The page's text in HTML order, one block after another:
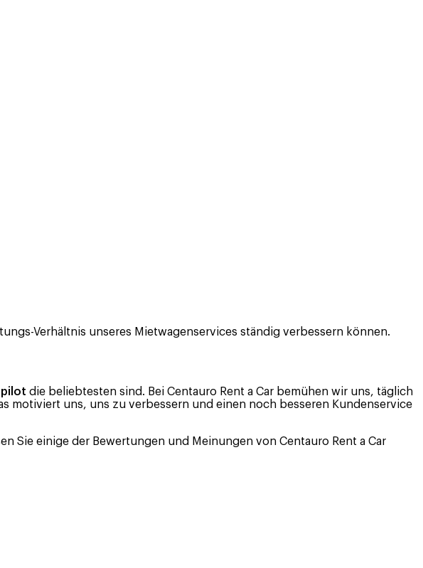
Verhältnis unseres Mietwagenservices ständig verbessern können.
die beliebtesten sind. Bei Centauro Rent a Car bemühen wir uns, täglich
motiviert uns, uns zu verbessern und einen noch besseren Kundenservice
Sie einige der Bewertungen und Meinungen von Centauro Rent a Car